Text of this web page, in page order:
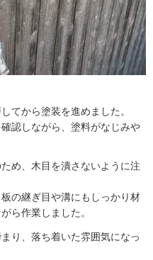
てから塗装を進めました。
認しながら、塗料がなじみや
め、木目を潰さないように注
の継ぎ目や溝にもしっかり材
ら作業しました。
り、落ち着いた雰囲気になっ